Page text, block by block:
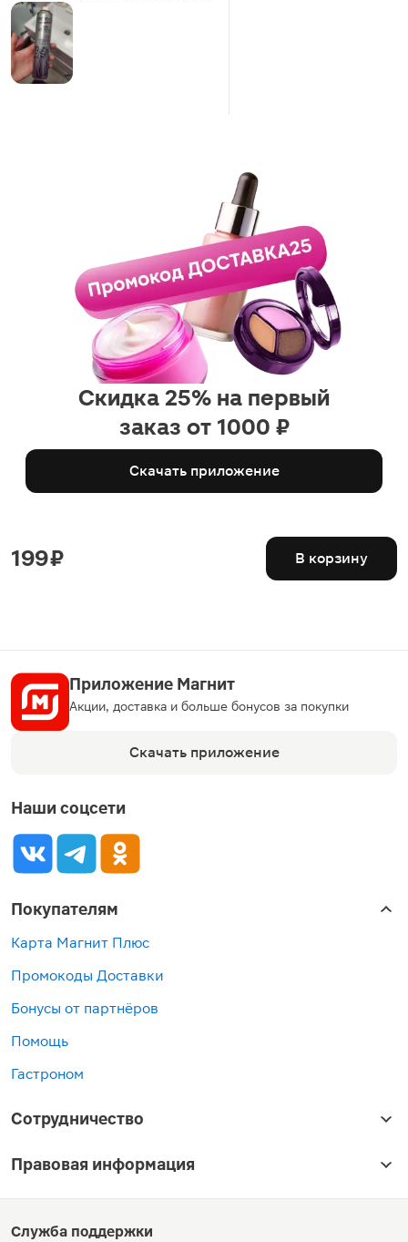
волос но по качеству уже не то.
Решила вернуться к
древнестарому))) и не
пожалела.
Скидка 25% на первый
заказ от 1000 ₽
Скачать приложение
199 ₽ В корзину
Приложение Магнит
Акции, доставка и больше бонусов за покупки
Скачать приложение
Наши соцсети
Покупателям
Карта Магнит Плюс
Промокоды Доставки
Бонусы от партнёров
Помощь
Гастроном
Сотрудничество
Правовая информация
Служба поддержки